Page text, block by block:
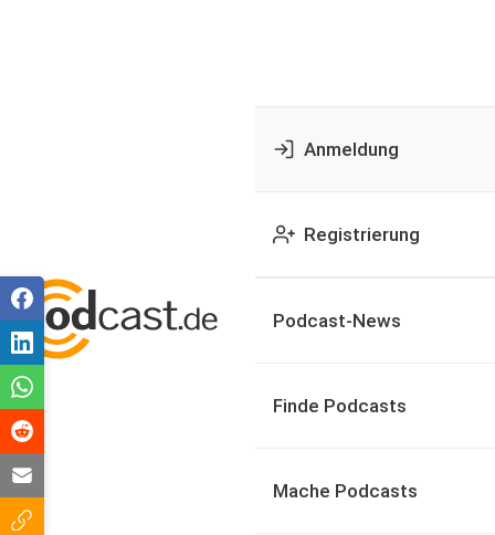
Anmeldung
Registrierung
Podcast-News
Finde Podcasts
Mache Podcasts